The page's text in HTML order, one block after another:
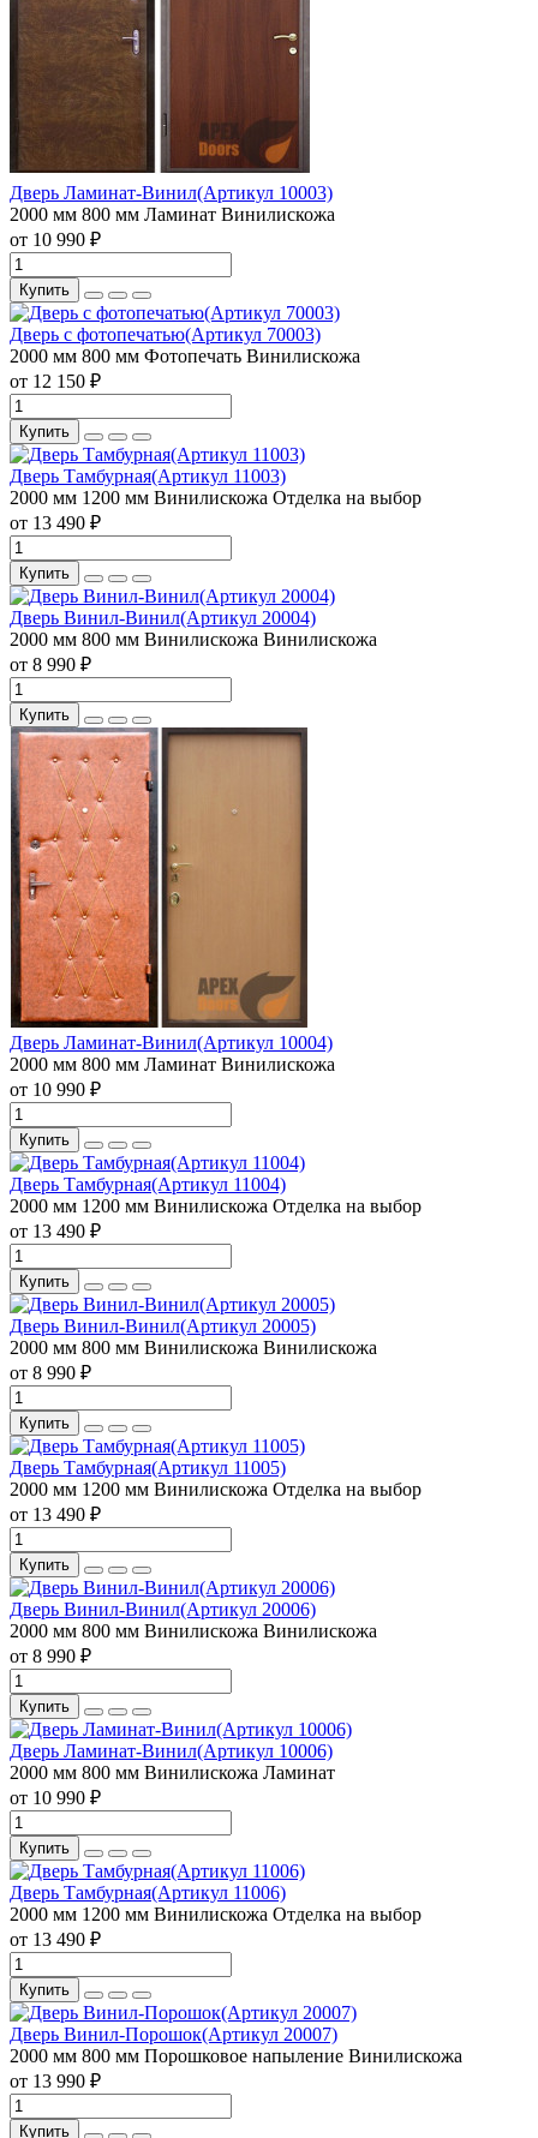
Дверь Ламинат-Винил(Артикул 10003)
2000 мм 800 мм Ламинат Винилискожа
от 10 990 ₽
Купить
Дверь с фотопечатью(Артикул 70003)
2000 мм 800 мм Фотопечать Винилискожа
от 12 150 ₽
Купить
Дверь Тамбурная(Артикул 11003)
2000 мм 1200 мм Винилискожа Отделка на выбор
от 13 490 ₽
Купить
Дверь Винил-Винил(Артикул 20004)
2000 мм 800 мм Винилискожа Винилискожа
от 8 990 ₽
Купить
Дверь Ламинат-Винил(Артикул 10004)
2000 мм 800 мм Ламинат Винилискожа
от 10 990 ₽
Купить
Дверь Тамбурная(Артикул 11004)
2000 мм 1200 мм Винилискожа Отделка на выбор
от 13 490 ₽
Купить
Дверь Винил-Винил(Артикул 20005)
2000 мм 800 мм Винилискожа Винилискожа
от 8 990 ₽
Купить
Дверь Тамбурная(Артикул 11005)
2000 мм 1200 мм Винилискожа Отделка на выбор
от 13 490 ₽
Купить
Дверь Винил-Винил(Артикул 20006)
2000 мм 800 мм Винилискожа Винилискожа
от 8 990 ₽
Купить
Дверь Ламинат-Винил(Артикул 10006)
2000 мм 800 мм Винилискожа Ламинат
от 10 990 ₽
Купить
Дверь Тамбурная(Артикул 11006)
2000 мм 1200 мм Винилискожа Отделка на выбор
от 13 490 ₽
Купить
Дверь Винил-Порошок(Артикул 20007)
2000 мм 800 мм Порошковое напыление Винилискожа
от 13 990 ₽
Купить